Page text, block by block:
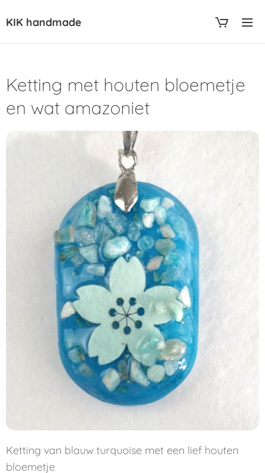
KIK handmade
Ketting met houten bloemetje
en wat amazoniet
Ketting van blauw turquoise met een lief houten
bloemetje